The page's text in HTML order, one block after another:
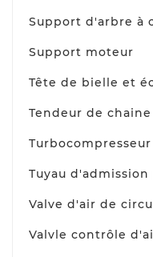
Support d'arbre à
Support moteur
Tête de bielle et
Tendeur de
Turbocompresseur
Tuyau
Valve d'air de
Valvle contrôle